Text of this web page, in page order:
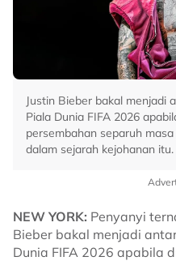
Justin Bieber bakal menjadi
Piala Dunia FIFA 2026
persembahan separuh
dalam sejarah kejohanan
NEW YORK: Penyanyi
Bieber bakal menjadi
Dunia FIFA 2026 apabila